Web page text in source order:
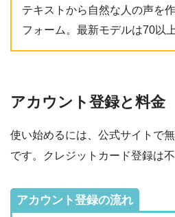
テキストから自然な人の声を
フォーム。最新モデルは70以
アカウント登録と料金
使い始めるには、公式サイトで
です。クレジットカード登録は不
アカウント登録の流れ